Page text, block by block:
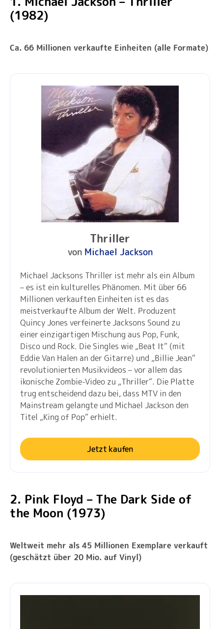
(1982)
Ca. 66 Millionen verkaufte Einheiten (alle Formate)
Thriller
von Michael Jackson
Michael Jacksons Thriller ist mehr als ein Album
– es ist ein kulturelles Phänomen. Mit über 66
Millionen verkauften Einheiten ist es das
meistverkaufte Album der Welt. Produzent
Quincy Jones verfeinerte Jacksons Sound zu
einer einzigartigen Mischung aus Pop, Funk,
Disco und Rock. Die Singles wie „Beat It“ (mit
Eddie Van Halen an der Gitarre) und „Billie Jean“
revolutionierten Musikvideos – vor allem das
ikonische Zombie-Video zu „Thriller“. Die Platte
trug entscheidend dazu bei, dass MTV in den
Mainstream gelangte und Michael Jackson den
Titel „King of Pop“ erhielt.
Jetzt kaufen
2. Pink Floyd – The Dark Side of
the Moon (1973)
Weltweit mehr als 45 Millionen Exemplare verkauft
(geschätzt über 20 Mio. auf Vinyl)